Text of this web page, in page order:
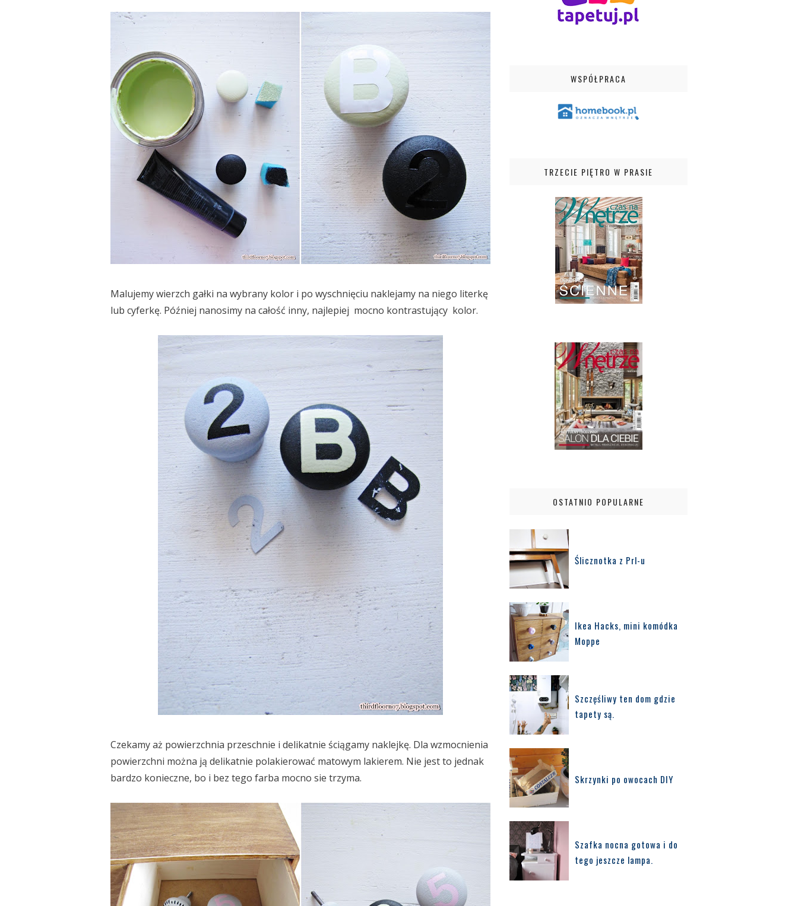
Malujemy wierzch gałki na wybrany kolor i po wyschnięciu naklejamy na niego literkę
lub cyferkę. Później nanosimy na całość inny, najlepiej mocno kontrastujący kolor.
Czekamy aż powierzchnia przeschnie i delikatnie ściągamy naklejkę. Dla wzmocnienia
powierzchni można ją delikatnie polakierować matowym lakierem. Nie jest to jednak
bardzo konieczne, bo i bez tego farba mocno sie trzyma.
WSPÓŁPRACA
TRZECIE PIĘTRO W PRASIE
OSTATNIO POPULARNE
Ślicznotka z Prl-u
Ikea Hacks, mini komódka
Moppe
Szczęśliwy ten dom gdzie
tapety są.
Skrzynki po owocach DIY
Szafka nocna gotowa i do
tego jeszcze lampa.